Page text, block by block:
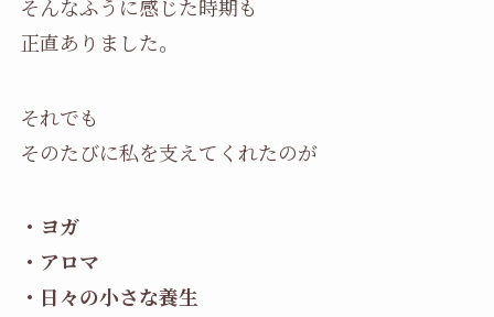
そんなふうに感じた時期も
正直ありました。
それでも
そのたびに私を支えてくれたのが
・ヨガ
・アロマ
・日々の小さな養生